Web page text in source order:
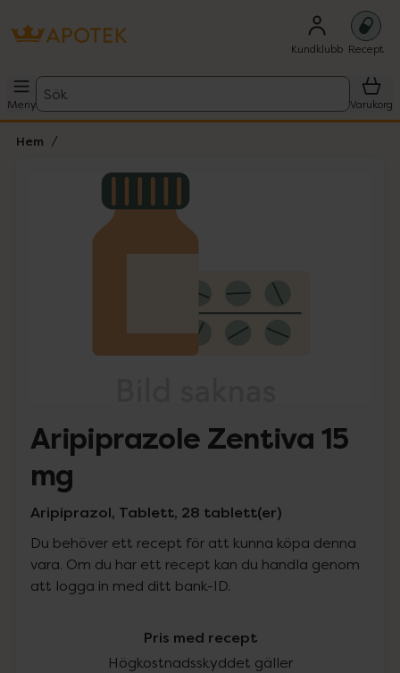
Kundklubb Recept
Meny
Sök
Varukorg
Hem
Lista: . Innehåller 1 objekt.
Aripiprazole Zentiva 15
mg
Aripiprazol, Tablett, 28 tablett(er)
Du behöver ett recept för att kunna köpa denna
vara. Om du har ett recept kan du handla genom
att logga in med ditt bank-ID.
Pris med recept
Högkostnadsskyddet gäller